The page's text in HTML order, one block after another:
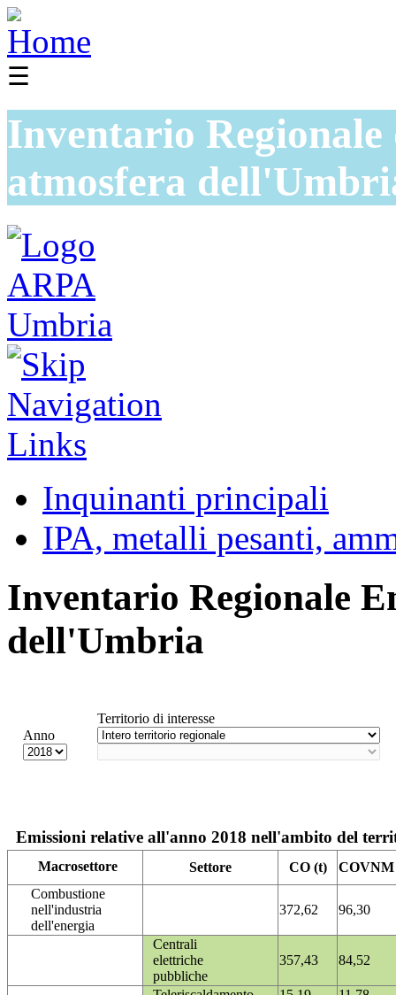
☰
Inventario
atmosfera
Inquinanti principali
IPA, metalli pesanti,
Inventario Regionale
dell'Umbria
Anno
Territorio di interesse
Emissioni relative all'anno 2018 nell'ambito del
Macrosettore Settore CO (t)
COVNM
Combustione
nell'industria
dell'energia
372,62 96,30
Centrali
elettriche
pubbliche
357,43 84,52